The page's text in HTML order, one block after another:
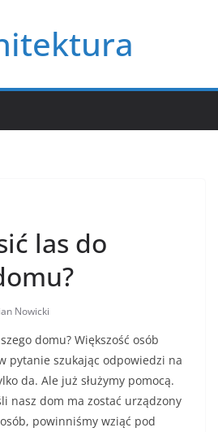
las do
Nowicki
domu? Większość osób
pytanie szukając odpowiedzi na
da. Ale już służymy pomocą.
nasz dom ma zostać urządzony
powinniśmy wziąć pod